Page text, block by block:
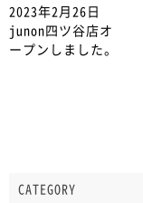
2023年2月26日
junon四ツ谷店オ
ープンしました。
CATEGORY